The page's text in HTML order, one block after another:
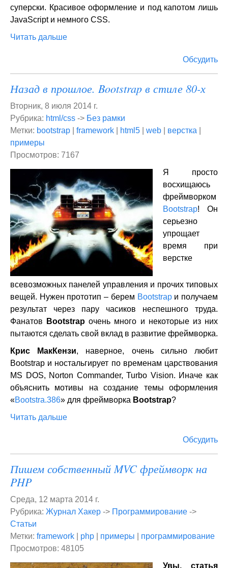
суперски. Красивое оформление и под капотом лишь
JavaScript и немного CSS.
Читать дальше
Обсудить
Назад в прошлое. Bootstrap в стиле 80-х
Вторник, 8 июля 2014 г.
Рубрика: html/css -> Без рамки
Метки: bootstrap framework html5 web верстка
примеры
Просмотров: 7167
Я просто
восхищаюсь
фреймворком
Bootstrap! Он
серьезно
упрощает
время при
верстке
всевозможных панелей управления и прочих типовых
вещей. Нужен прототип – берем Bootstrapи получаем
результат через пару часиков неспешного труда.
Фанатов
Bootstrap очень много и некоторые из них
пытаются сделать свой вклад в развитие фреймворка.
Крис МакКензи, наверное, очень сильно любит
Bootstrap и ностальгирует по временам царствования
MS DOS, Norton Commander, Turbo Vision. Иначе как
объяснить мотивы на создание темы оформления
«Bootstra.386» для фреймворка Bootstrap?
Читать дальше
Обсудить
Пишем собственный MVC фреймворк на
PHP
Среда, 12 марта 2014 г.
Рубрика: Журнал Хакер -> Программирование ->
Статьи
Метки: framework php примеры
программирование
Просмотров: 48105
Увы, статья